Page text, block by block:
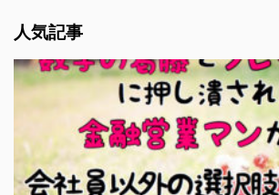
人気記事